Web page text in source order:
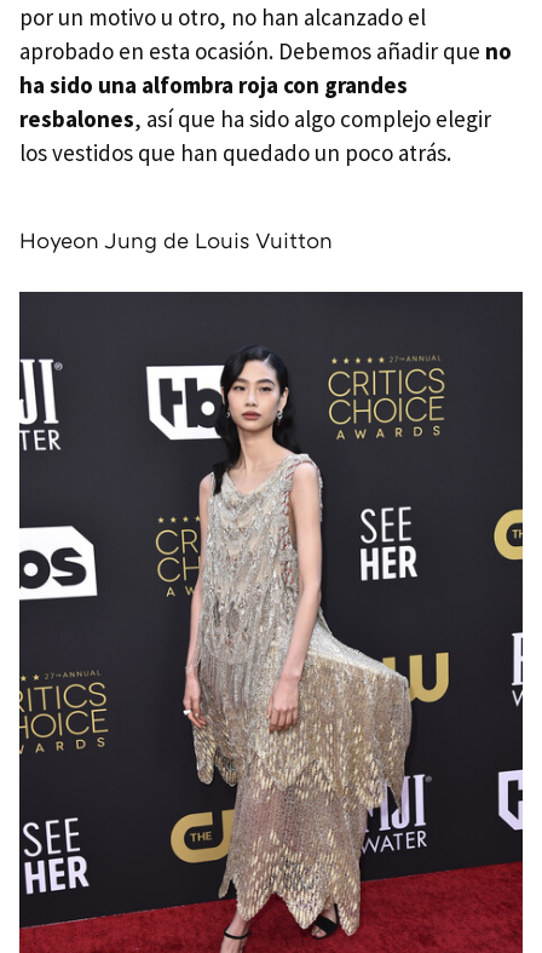
por un motivo u otro, no han alcanzado el
aprobado en esta ocasión. Debemos añadir que no
ha sido una alfombra roja con grandes
resbalones, así que ha sido algo complejo elegir
los vestidos que han quedado un poco atrás.
Hoyeon Jung de Louis Vuitton